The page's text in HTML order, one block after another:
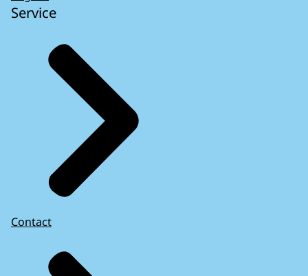
Service
Contact